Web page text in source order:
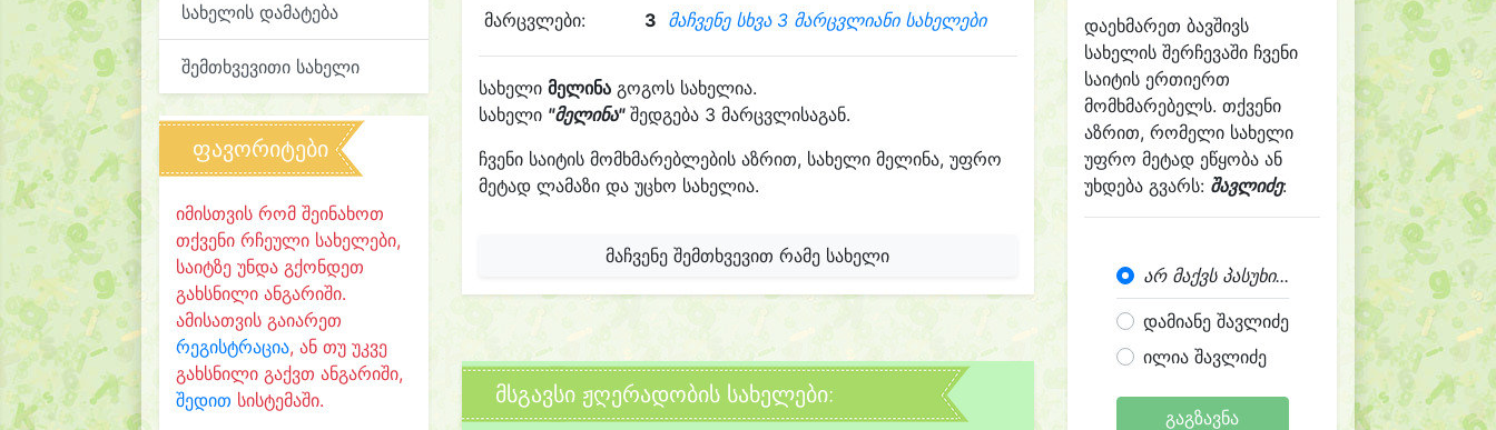
სახელის დამატება
შემთხვევითი სახელი
ფავორიტები
იმისთვის რომ შეინახოთ
თქვენი რჩეული სახელები,
საიტზე უნდა გქონდეთ
გახსნილი ანგარიში.
ამისათვის გაიარეთ
რეგისტრაცია, ან თუ უკვე
გახსნილი გაქვთ ანგარიში,
შედით სისტემაში.
მარცვლები:
3 მაჩვენე სხვა 3 მარცვლიანი სახელები
სახელი მელინაგოგოს სახელია.
სახელი "მელინა"შედგება 3 მარცვლისაგან.
ჩვენი საიტის მომხმარებლების აზრით, სახელი მელინა, უფრო
მეტად ლამაზი და უცხო სახელია.
მაჩვენე შემთხვევით რამე სახელი
მსგავსი ჟღერადობის სახელები:
დაეხმარეთ ბავშივს
სახელის შერჩევაში ჩვენი
საიტის ერთიერთ
მომხმარებელს. თქვენი
აზრით, რომელი სახელი
უფრო მეტად ეწყობა ან
უხდება გვარს: შავლიძე:
არ მაქვს პასუხი...
დამიანე შავლიძე
ილია შავლიძე
გაგზავნა